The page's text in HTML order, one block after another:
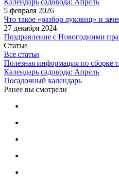
Календарь садовода: Апрель
5 февраля 2026
Что такое «разбор луковиц» и
27 декабря 2024
Поздравление с Новогодними
Статьи
Все статьи
Полезная информация по сборке
Календарь садовода: Апрель
Посадочный календарь
Ранее вы смотрели